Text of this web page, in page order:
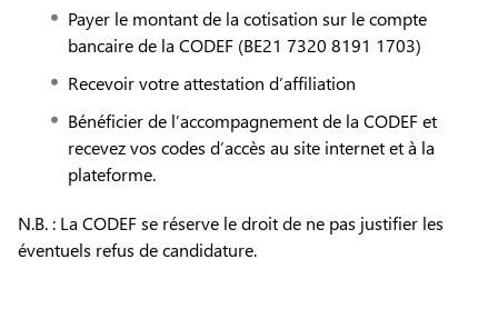
Payer le montant de la cotisation sur le compte
bancaire de la CODEF (BE21 7320 8191 1703)
Recevoir votre attestation d’affiliation
Bénéficier de l’accompagnement de la CODEF et
recevez vos codes d’accès au site internet et à la
plateforme.
N.B. : La CODEF se réserve le droit de ne pas justifier les
éventuels refus de candidature.